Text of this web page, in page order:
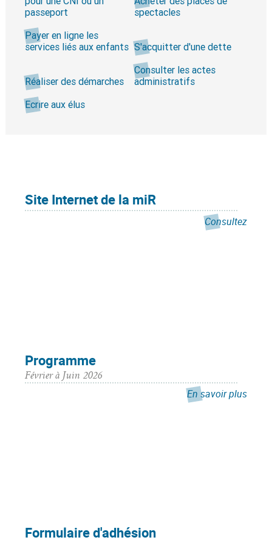
passeport
spectacles
Payer en ligne les
services liés aux enfants S'acquitter d'une dette
Réaliser des démarches
Consulter les actes
administratifs
Ecrire aux élus
Site Internet de la miR
Consultez
Programme
Février à Juin 2026
En savoir plus
Formulaire d'adhésion